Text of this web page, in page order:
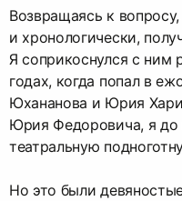
Возвращаясь к
и хронологически,
Я соприкоснулся с
годах, когда попал в
Юхананова и Юрия
Юрия Федоровича, я до
театральную
Но это были